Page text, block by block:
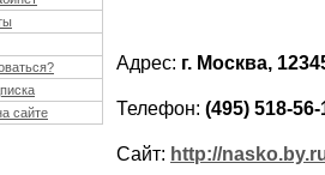
сайте
Адрес: г. Москва,
Телефон: (495) 518-
Сайт: http://